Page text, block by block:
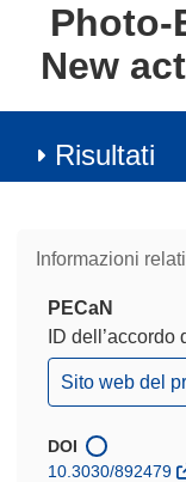
Photo-
New
Risultati
Informazioni
PECaN
ID
(si
apre
una
nuova
Sito web del
DOI
10.3030/892479